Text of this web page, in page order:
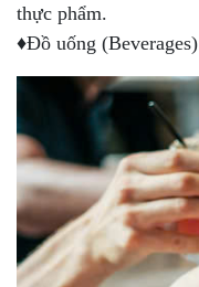
thực phẩm.
♦Đồ uống (Beverages)